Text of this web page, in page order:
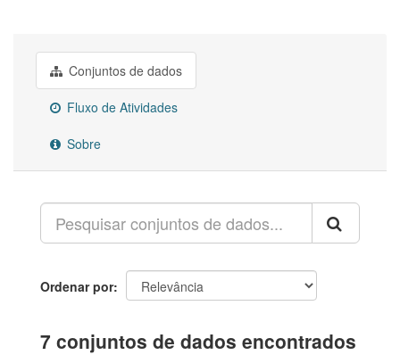
Conjuntos de dados
Fluxo de Atividades
Sobre
Ordenar por
7 conjuntos de dados encontrados